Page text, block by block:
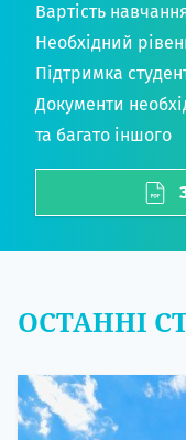
Вартість
Необхідний
Підтримка
Документи
та багато іншого
ОСТАННІ